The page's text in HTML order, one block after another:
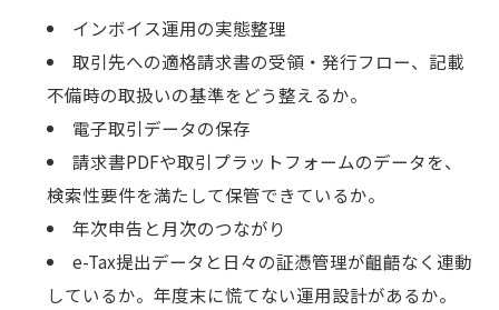
インボイス運用の実態整理
取引先への適格請求書の受領・発行フロー、記載
不備時の取扱いの基準をどう整えるか。
電子取引データの保存
請求書PDFや取引プラットフォームのデータを、
検索性要件を満たして保管できているか。
年次申告と月次のつながり
e-Tax提出データと日々の証憑管理が齟齬なく連動
しているか。年度末に慌てない運用設計があるか。